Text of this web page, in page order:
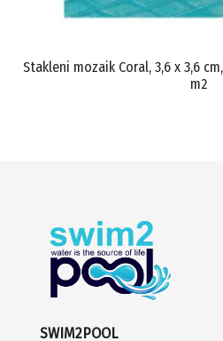
Stakleni mozaik Coral, 3,6 x 3,6
m2
SWIM2POOL